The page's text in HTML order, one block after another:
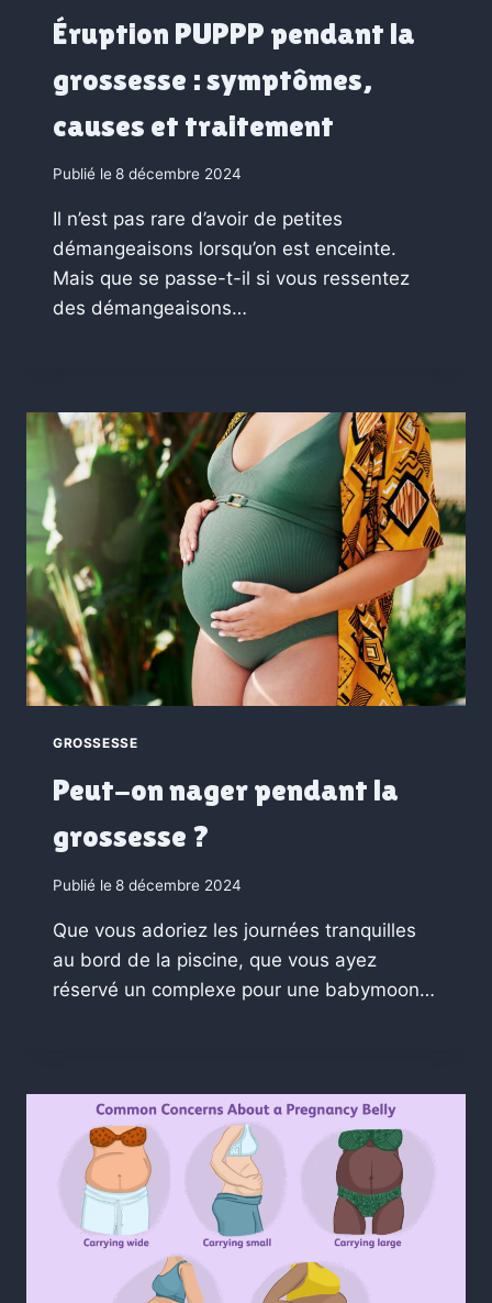
Éruption PUPPP pendant la
grossesse : symptômes,
causes et traitement
Publié le8 décembre 2024
Il n’est pas rare d’avoir de petites
démangeaisons lorsqu’on est enceinte.
Mais que se passe-t-il si vous ressentez
des démangeaisons…
GROSSESSE
Peut-on nager pendant la
grossesse ?
Publié le8 décembre 2024
Que vous adoriez les journées tranquilles
au bord de la piscine, que vous ayez
réservé un complexe pour une babymoon…